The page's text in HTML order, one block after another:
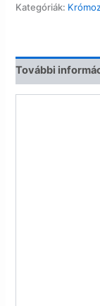
Kategóriák:
További